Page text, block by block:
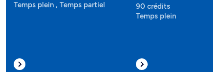
Temps plein , Temps partiel
90 crédits
Temps plein